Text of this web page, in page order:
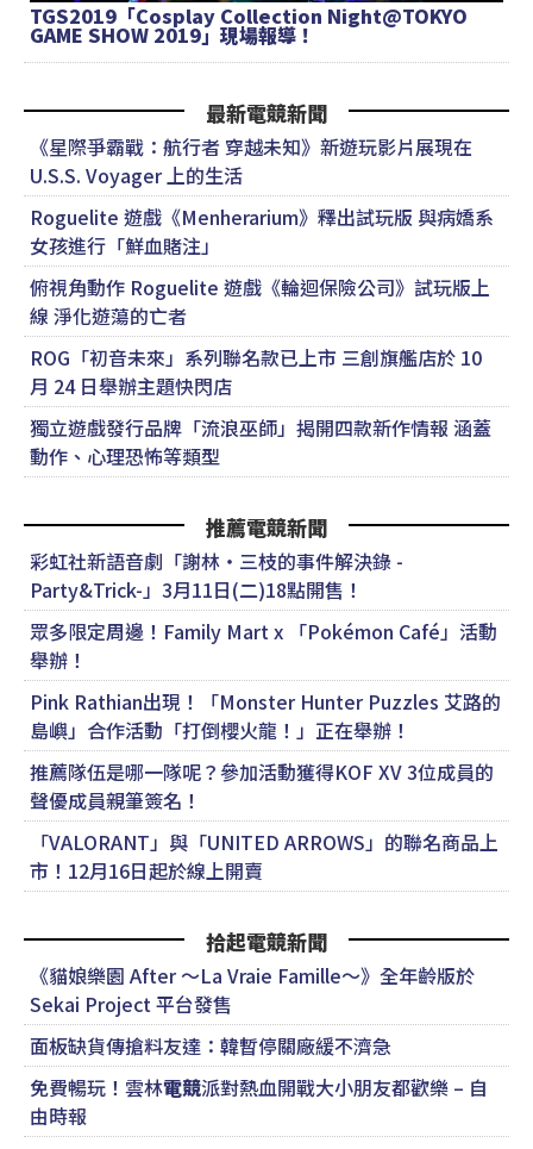
TGS2019「Cosplay Collection Night@TOKYO
GAME SHOW 2019」現場報導！
最新電競新聞
《星際爭霸戰：航行者 穿越未知》新遊玩影片展現在
U.S.S. Voyager 上的生活
Roguelite 遊戲《Menherarium》釋出試玩版 與病嬌系
女孩進行「鮮血賭注」
俯視角動作 Roguelite 遊戲《輪迴保險公司》試玩版上
線 淨化遊蕩的亡者
ROG「初音未來」系列聯名款已上市 三創旗艦店於 10
月 24 日舉辦主題快閃店
獨立遊戲發行品牌「流浪巫師」揭開四款新作情報 涵蓋
動作、心理恐怖等類型
推薦電競新聞
彩虹社新語音劇「謝林・三枝的事件解決錄 -
Party&Trick-」3月11日(二)18點開售！
眾多限定周邊！Family Mart x 「Pokémon Café」活動
舉辦！
Pink Rathian出現！「Monster Hunter Puzzles 艾路的
島嶼」合作活動「打倒櫻火龍！」正在舉辦！
推薦隊伍是哪一隊呢？參加活動獲得KOF XV 3位成員的
聲優成員親筆簽名！
「VALORANT」與「UNITED ARROWS」的聯名商品上
市！12月16日起於線上開賣
拾起電競新聞
《貓娘樂園 After ～La Vraie Famille～》全年齡版於
Sekai Project 平台發售
面板缺貨傳搶料友達：韓暫停關廠緩不濟急
免費暢玩！雲林電競派對熱血開戰大小朋友都歡樂 – 自
由時報